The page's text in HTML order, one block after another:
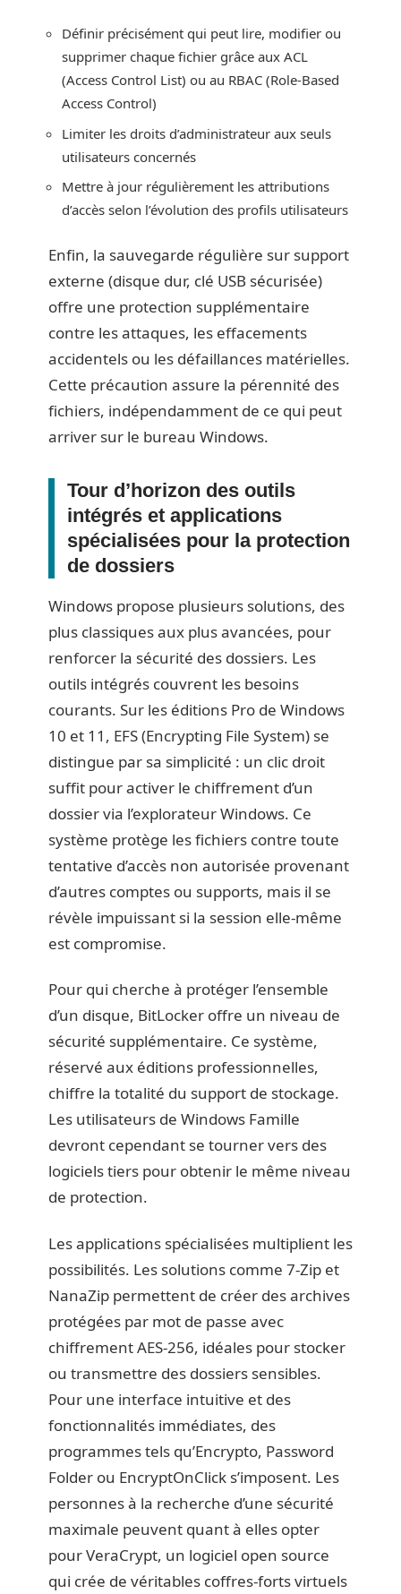
Définir précisément qui peut lire, modifier ou
supprimer chaque fichier grâce aux ACL
(Access Control List) ou au RBAC (Role-Based
Access Control)
Limiter les droits d’administrateur aux seuls
utilisateurs concernés
Mettre à jour régulièrement les attributions
d’accès selon l’évolution des profils utilisateurs
Enfin, la sauvegarde régulière sur support
externe (disque dur, clé USB sécurisée)
offre une protection supplémentaire
contre les attaques, les effacements
accidentels ou les défaillances matérielles.
Cette précaution assure la pérennité des
fichiers, indépendamment de ce qui peut
arriver sur le bureau Windows.
Tour d’horizon des outils
intégrés et applications
spécialisées pour la protection
de dossiers
Windows propose plusieurs solutions, des
plus classiques aux plus avancées, pour
renforcer la sécurité des dossiers. Les
outils intégrés couvrent les besoins
courants. Sur les éditions Pro de Windows
10 et 11, EFS (Encrypting File System) se
distingue par sa simplicité : un clic droit
suffit pour activer le chiffrement d’un
dossier via l’explorateur Windows. Ce
système protège les fichiers contre toute
tentative d’accès non autorisée provenant
d’autres comptes ou supports, mais il se
révèle impuissant si la session elle-même
est compromise.
Pour qui cherche à protéger l’ensemble
d’un disque, BitLocker offre un niveau de
sécurité supplémentaire. Ce système,
réservé aux éditions professionnelles,
chiffre la totalité du support de stockage.
Les utilisateurs de Windows Famille
devront cependant se tourner vers des
logiciels tiers pour obtenir le même niveau
de protection.
Les applications spécialisées multiplient les
possibilités. Les solutions comme 7-Zip et
NanaZip permettent de créer des archives
protégées par mot de passe avec
chiffrement AES-256, idéales pour stocker
ou transmettre des dossiers sensibles.
Pour une interface intuitive et des
fonctionnalités immédiates, des
programmes tels qu’Encrypto, Password
Folder ou EncryptOnClick s’imposent. Les
personnes à la recherche d’une sécurité
maximale peuvent quant à elles opter
pour VeraCrypt, un logiciel open source
qui crée de véritables coffres-forts virtuels